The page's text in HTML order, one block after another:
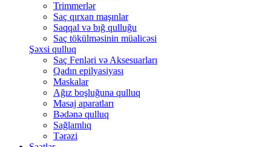
Trimmerlər
Saç qırxan maşınlar
Saqqal və bığ qulluğu
Saç tökülməsinin müalicəsi
Şəxsi qulluq
Saç Fenləri və Aksesuarları
Qadın epilyasiyası
Maskalar
Ağız boşluğuna qulluq
Masaj aparatları
Bədənə qulluq
Sağlamlıq
Tərəzi